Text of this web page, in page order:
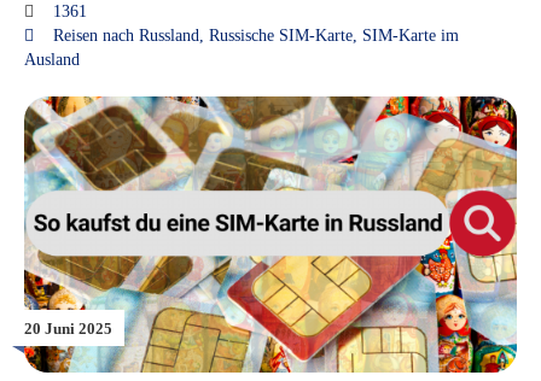
1361
Reisen nach Russland Russische SIM-Karte SIM-Karte im
Ausland
20 Juni 2025